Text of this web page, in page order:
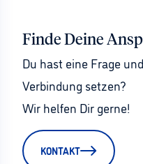
Finde Deine
Du hast eine Frage
Verbindung setzen?
Wir helfen Dir gerne!
KONTAKT